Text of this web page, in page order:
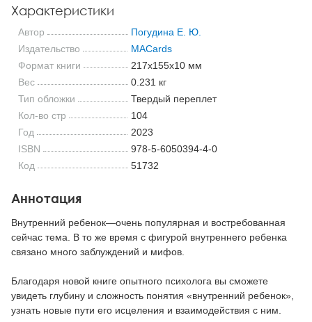
Характеристики
Автор
Погудина Е. Ю.
Издательство
MACards
Формат книги
217x155x10 мм
Вес
0.231 кг
Тип обложки
Твердый переплет
Кол-во стр
104
Год
2023
ISBN
978-5-6050394-4-0
Код
51732
Аннотация
Внутренний ребенок—очень популярная и востребованная
сейчас тема. В то же время с фигурой внутреннего ребенка
связано много заблуждений и мифов.
Благодаря новой книге опытного психолога вы сможете
увидеть глубину и сложность понятия «внутренний ребенок»,
узнать новые пути его исцеления и взаимодействия с ним.